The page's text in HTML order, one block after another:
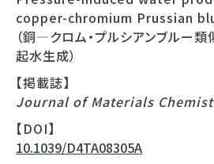
copper-chromium Prussian
（銅—クロム・プルシアンブルー
起水生成）
【掲載誌】
Journal of Materials
【DOI】
10.1039/D4TA08305A